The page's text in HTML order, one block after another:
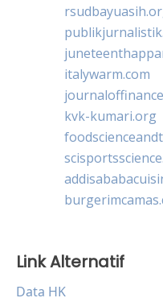
italywarm.com
kvk-kumari.org
Link Alternatif
Data HK